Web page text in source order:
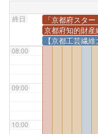
終日 「京都府スタ
京都府知的財
【京都工芸繊
07:00
08:00
09:00
10:00